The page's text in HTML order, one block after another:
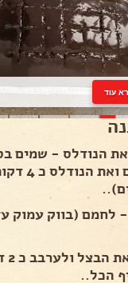
עוד
את הנודלס - שמים
רותחים ואת הנודלס
לחמם (בווק עמוק
הכל..